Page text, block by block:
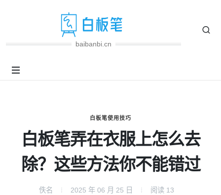
baibanbi.cn
白板笔使用技巧
白板笔弄在衣服上怎么去
除？这些方法你不能错过
佚名 2025 年 06 月 25 日 阅读 13